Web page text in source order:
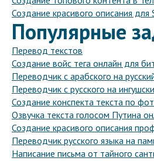
Создание красивого описания для
Популярные
Перевод текстов
Создание войс тега онлайн для
Переводчик с арабского на
Переводчик с русского на
Создание конспекта текста по
Озвучка текста голосом Путина
Создание красивого описания
Переводчик русского языка на
Написание письма от тайного